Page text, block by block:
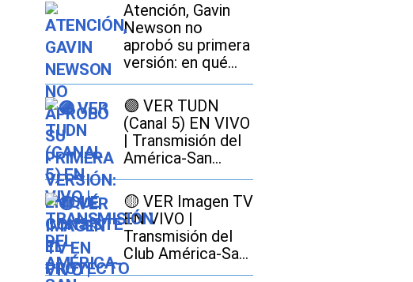
Atención, Gavin
Newson no
aprobó su primera
versión: en qué
consiste el
proyecto SB 1013
en California y
cómo afectaría a
los conductores
🟣 VER TUDN
(Canal 5) EN VIVO
| Transmisión del
América-San
Diego GRATIS por
señal abierta
🟡 VER Imagen TV
EN VIVO |
Transmisión del
Club América-San
Diego FC GRATIS